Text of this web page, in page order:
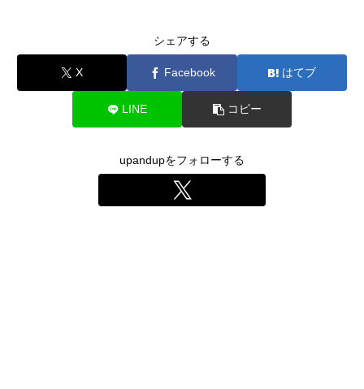
シェアする
X Facebook はてブ
LINE コピー
upandupをフォローする